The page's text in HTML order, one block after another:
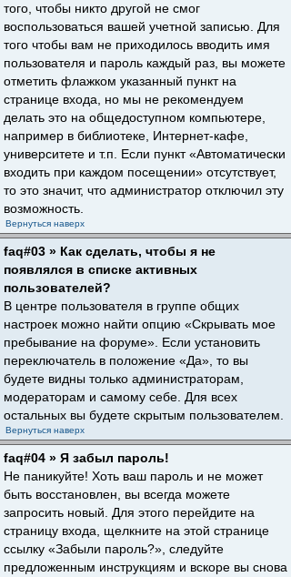
того, чтобы никто другой не смог
воспользоваться вашей учетной записью. Для
того чтобы вам не приходилось вводить имя
пользователя и пароль каждый раз, вы можете
отметить флажком указанный пункт на
странице входа, но мы не рекомендуем
делать это на общедоступном компьютере,
например в библиотеке, Интернет-кафе,
университете и т.п. Если пункт «Автоматически
входить при каждом посещении» отсутствует,
то это значит, что администратор отключил эту
возможность.
Вернуться наверх
faq#03 » Как сделать, чтобы я не
появлялся в списке активных
пользователей?
В центре пользователя в группе общих
настроек можно найти опцию «Скрывать мое
пребывание на форуме». Если установить
переключатель в положение «Да», то вы
будете видны только администраторам,
модераторам и самому себе. Для всех
остальных вы будете скрытым пользователем.
Вернуться наверх
faq#04 » Я забыл пароль!
Не паникуйте! Хоть ваш пароль и не может
быть восстановлен, вы всегда можете
запросить новый. Для этого перейдите на
страницу входа, щелкните на этой странице
ссылку «Забыли пароль?», следуйте
предложенным инструкциям и вскоре вы снова